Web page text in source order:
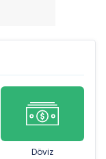
Döviz